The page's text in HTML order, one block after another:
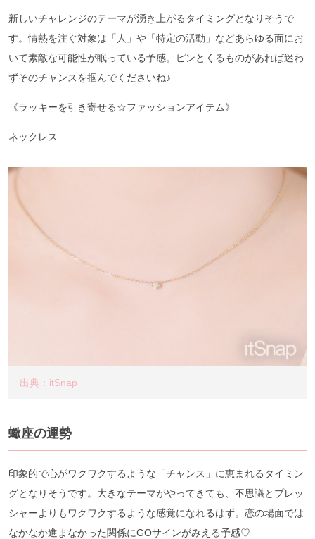
新しいチャレンジのテーマが湧き上がるタイミングとなりそうで
す。情熱を注ぐ対象は「人」や「特定の活動」などあらゆる面にお
いて素敵な可能性が眠っている予感。ピンとくるものがあれば迷わ
ずそのチャンスを掴んでくださいね♪
《ラッキーを引き寄せる☆ファッションアイテム》
ネックレス
出典：itSnap
蠍座の運勢
印象的で心がワクワクするような「チャンス」に恵まれるタイミン
グとなりそうです。大きなテーマがやってきても、不思議とプレッ
シャーよりもワクワクするような感覚になれるはず。恋の場面では
なかなか進まなかった関係にGOサインがみえる予感♡